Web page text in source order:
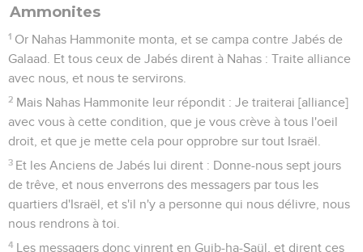
Ammonites
1 Or Nahas Hammonite monta, et se campa contre Jabés de
Galaad. Et tous ceux de Jabés dirent à Nahas : Traite alliance
avec nous, et nous te servirons.
2 Mais Nahas Hammonite leur répondit : Je traiterai [alliance]
avec vous à cette condition, que je vous crève à tous l'oeil
droit, et que je mette cela pour opprobre sur tout Israël.
3 Et les Anciens de Jabés lui dirent : Donne-nous sept jours
de trêve, et nous enverrons des messagers par tous les
quartiers d'Israël, et s'il n'y a personne qui nous délivre, nous
nous rendrons à toi.
4 Les messagers donc vinrent en Guib-ha-Saül, et dirent ces